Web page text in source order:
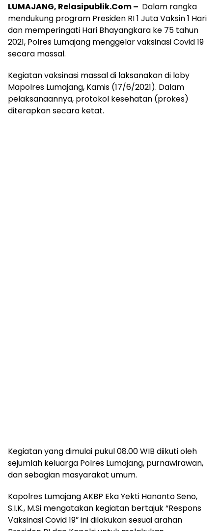
LUMAJANG, Relasipublik.Com – Dalam rangka
mendukung program Presiden RI 1 Juta Vaksin 1 Hari
dan memperingati Hari Bhayangkara ke 75 tahun
2021, Polres Lumajang menggelar vaksinasi Covid 19
secara massal.
Kegiatan vaksinasi massal di laksanakan di loby
Mapolres Lumajang, Kamis (17/6/2021). Dalam
pelaksanaannya, protokol kesehatan (prokes)
diterapkan secara ketat.
Kegiatan yang dimulai pukul 08.00 WIB diikuti oleh
sejumlah keluarga Polres Lumajang, purnawirawan,
dan sebagian masyarakat umum.
Kapolres Lumajang AKBP Eka Yekti Hananto Seno,
S.I.K., M.Si mengatakan kegiatan bertajuk “Respons
Vaksinasi Covid 19” ini dilakukan sesuai arahan